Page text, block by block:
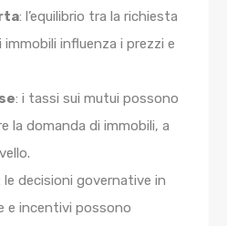
: l’equilibrio tra la richiesta
influenza i prezzi e
: i tassi sui mutui possono
la domanda di immobili, a
le decisioni governative in
e incentivi possono